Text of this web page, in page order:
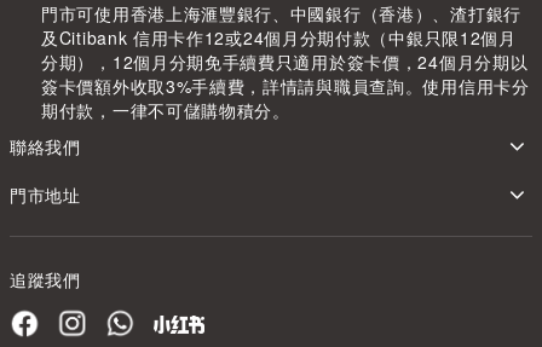
門市可使用香港上海滙豐銀行、中國銀行（香港）、渣打銀行
及Citibank 信用卡作12或24個月分期付款（中銀只限12個月
分期），12個月分期免手續費只適用於簽卡價，24個月分期以
簽卡價額外收取3%手續費，詳情請與職員查詢。使用信用卡分
期付款，一律不可儲購物積分。
聯絡我們
門市地址
追蹤我們